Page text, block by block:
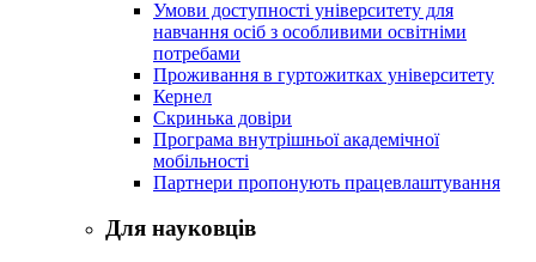
Умови доступності університету для
навчання осіб з особливими освітніми
потребами
Проживання в гуртожитках університету
Кернел
Скринька довіри
Програма внутрішньої академічної
мобільності
Партнери пропонують працевлаштування
Для науковців